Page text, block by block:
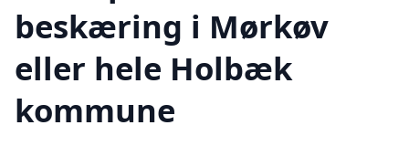
beskæring i Mørkøv
eller hele Holbæk
kommune